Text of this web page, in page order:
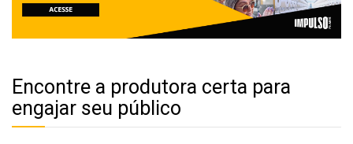
Encontre a produtora certa para
engajar seu público